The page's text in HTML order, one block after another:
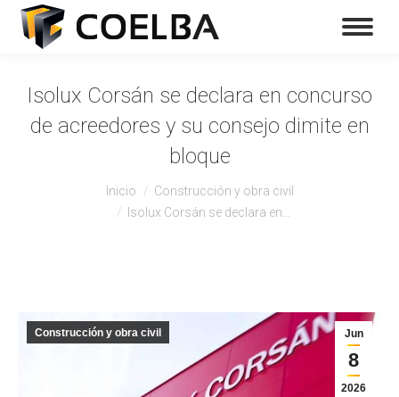
Isolux Corsán se declara en concurso
de acreedores y su consejo dimite en
bloque
Inicio
Construcción y obra civil
Isolux Corsán se declara en…
Jun
8
2026
Construcción y obra civil